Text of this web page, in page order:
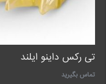
تی رکس داینو ایلند
تماس بگیرید